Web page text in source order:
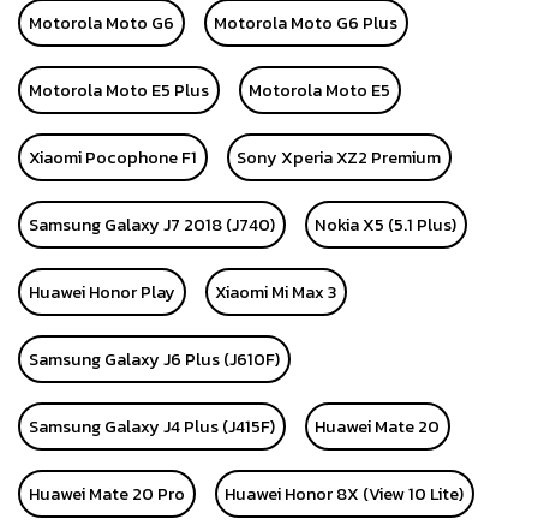
Motorola Moto G6 Motorola Moto G6 Plus
Motorola Moto E5 Plus Motorola Moto E5
Xiaomi Pocophone F1 Sony Xperia XZ2 Premium
Samsung Galaxy J7 2018 (J740) Nokia X5 (5.1 Plus)
Huawei Honor Play Xiaomi Mi Max 3
Samsung Galaxy J6 Plus (J610F)
Samsung Galaxy J4 Plus (J415F) Huawei Mate 20
Huawei Mate 20 Pro Huawei Honor 8X (View 10 Lite)